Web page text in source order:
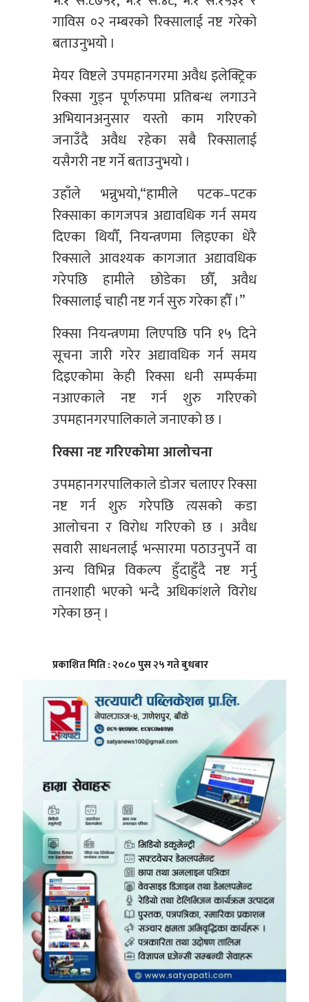
गाविस ०२ नम्बरको रिक्सालाई नष्ट गरेको
बताउनुभयो ।
मेयर विष्टले उपमहानगरमा अवैध इलेक्ट्रिक
रिक्सा गुड्न पूर्णरुपमा प्रतिबन्ध लगाउने
अभियानअनुसार यस्तो काम गरिएको
जनाउँदै अवैध रहेका सबै रिक्सालाई
यसैगरी नष्ट गर्ने बताउनुभयो ।
उहाँले भन्नुभयाे,“हामीले पटक–पटक
रिक्साका कागजपत्र अद्यावधिक गर्न समय
दिएका थियौँ, नियन्त्रणमा लिइएका धेरै
रिक्साले आवश्यक कागजात अद्यावधिक
गरेपछि हामीले छोडेका छौँ, अवैध
रिक्सालाई चाही नष्ट गर्न सुरु गरेका हौँ ।”
रिक्सा नियन्त्रणमा लिएपछि पनि १५ दिने
सूचना जारी गरेर अद्यावधिक गर्न समय
दिइएकोमा केही रिक्सा धनी सम्पर्कमा
नआएकाले नष्ट गर्न शुरु गरिएको
उपमहानगरपालिकाले जनाएको छ ।
रिक्सा नष्ट गरिएकोमा आलोचना
उपमहानगरपालिकाले डोजर चलाएर रिक्सा
नष्ट गर्न शुरु गरेपछि त्यसको कडा
आलोचना र विरोध गरिएको छ । अवैध
सवारी साधनलाई भन्सारमा पठाउनुपर्ने वा
अन्य विभिन्न विकल्प हुँदाहुँदै नष्ट गर्नु
तानशाही भएको भन्दै अधिकांशले विरोध
गरेका छन् ।
प्रकाशित मिति : २०८० पुस २५ गते बुधबार